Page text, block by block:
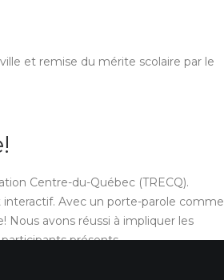
et remise du mérite scolaire par le
Centre-du-Québec (TRECQ).
Avec un porte-parole comme
Nous avons réussi à impliquer les
présents.